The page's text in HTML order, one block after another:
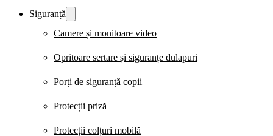
Siguranță
Camere și monitoare video
Opritoare sertare și siguranțe dulapuri
Porți de siguranță copii
Protecții priză
Protecții colțuri mobilă